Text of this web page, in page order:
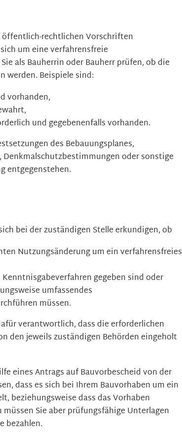
rechtlichen Vorschriften
um eine verfahrensfreie
als Bauherrin oder Bauherr prüfen, ob die
werden. Beispiele sind:
vorhanden,
und gegebenenfalls vorhanden.
des Bebauungsplanes,
oder sonstige
entgegenstehen.
bei der zuständigen Stelle erkundigen, ob
Nutzungsänderung um ein verfahrensfreies
gegeben sind oder
umfassendes
müssen.
verantwortlich, dass die erforderlichen
den jeweils zuständigen Behörden eingeholt
eines Antrags auf Bauvorbescheid von der
dass es sich bei Ihrem Bauvorhaben um ein
beziehungsweise dass das Vorhaben
Sie aber prüfungsfähige Unterlagen
bezahlen.